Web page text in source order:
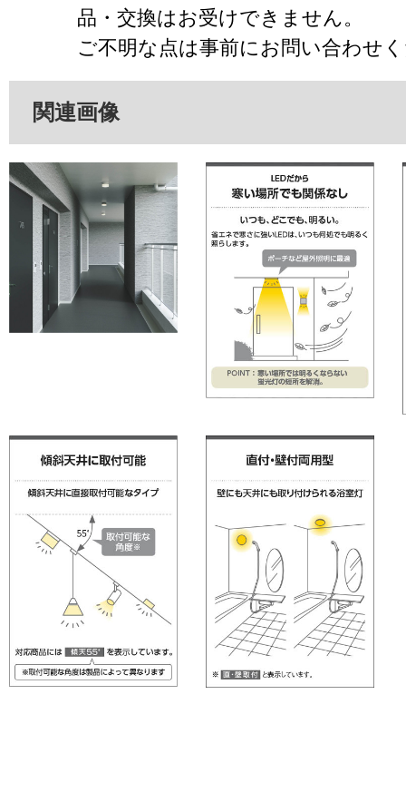
品・交換はお受けできません。
ご不明な点は事前にお問い合わせ
関連画像